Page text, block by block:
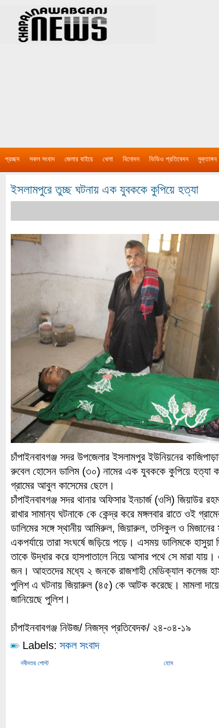
প্রচ্ছদ সকল সংবাদ জেলার বাইরে খেলা বিনোদন ভিডিও প্রতিবেদন মুক্তাঙ্গন
ইসলামপুরে তুচ্ছ ঘটনায় এক যুবককে কুপিয়ে হত্যা
চাঁপাইনবাবগঞ্জ সদর উপজেলার ইসলামপুর ইউনিয়নের
রুবেল হোসেন ডালিম (৩০) নামের এক যুবককে কুপিয়ে হত্যা
গ্রামের আবুল কাসেমের ছেলে।
চাঁপাইনবাবগঞ্জ সদর থানার অফিসার ইনচার্জ (ওসি) জিয়াউর
রাখার সামান্য ঘটনাকে কে কেন্দ্র করে মঙ্গলবার রাতে ওই
ডালিমের সঙ্গে স্থানীয় আমিরুল, জিয়ারুল, তসিকুল ও মিজানের
একপর্যায়ে তারা সংঘর্ষে জড়িয়ে পড়ে। এসময় ডালিমকে
তাকে উদ্ধার করে হাসপাতালে নিয়ে আসার পথে সে মারা
জন। আহতদের মধ্যে ২ জনকে রাজশাহী মেডিক্যাল কলেজ
পুলিশ এ ঘটনায় জিয়ারুল (৪৫) কে আটক করেছে। মামলা
জানিয়েছে পুলিশ।
চাঁপাইনবাবগঞ্জ নিউজ/ নিজস্ব প্রতিবেদক/ ২৪-০৪-১৯
Labels: সকল সংবাদ
নবীনতর পোস্ট হোম